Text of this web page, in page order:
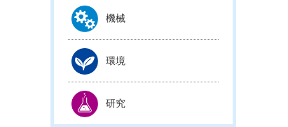
機械
環境
研究